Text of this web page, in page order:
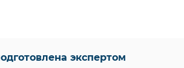
экспертом